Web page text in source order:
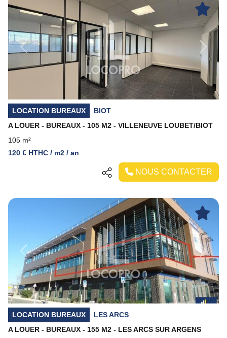
Previous Next
LOCATION BUREAUX
BIOT
A LOUER - BUREAUX - 105 M2 - VILLENEUVE LOUBET/BIOT
105 m²
120 € HTHC / m2 / an
NOUS CONTACTER
Previous Next
LOCATION BUREAUX
LES ARCS
A LOUER - BUREAUX - 155 M2 - LES ARCS SUR ARGENS